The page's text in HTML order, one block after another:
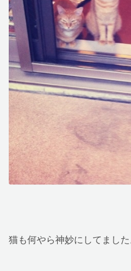
猫も何やら神妙にしてました